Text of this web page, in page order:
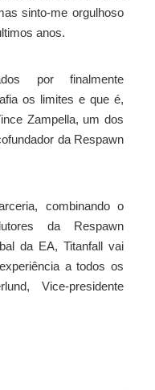
sinto-me orgulhoso
anos.
por finalmente
os limites e que é,
Zampella, um dos
da Respawn
combinando o
da Respawn
da EA, Titanfall vai
a todos os
Vice-presidente